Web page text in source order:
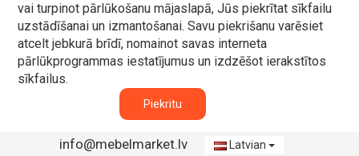
vai turpinot pārlūkošanu mājaslapā, Jūs piekrītat sīkfailu
uzstādīšanai un izmantošanai. Savu piekrišanu varēsiet
atcelt jebkurā brīdī, nomainot savas interneta
pārlūkprogrammas iestatījumus un izdzēšot ierakstītos
sīkfailus.
Piekritu
info@mebelmarket.lv Latvian